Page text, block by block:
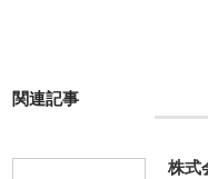
関連記事
株式